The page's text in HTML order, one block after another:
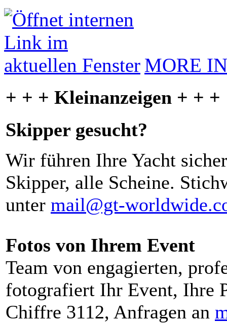
MORE
+ + + Kleinanzeigen + + +
Skipper gesucht?
Wir führen Ihre Yacht
Skipper, alle Scheine.
unter mail@gt-
Fotos von Ihrem Event
Team von engagierten,
fotografiert Ihr Event, Ihre
Chiffre 3112, Anfragen an